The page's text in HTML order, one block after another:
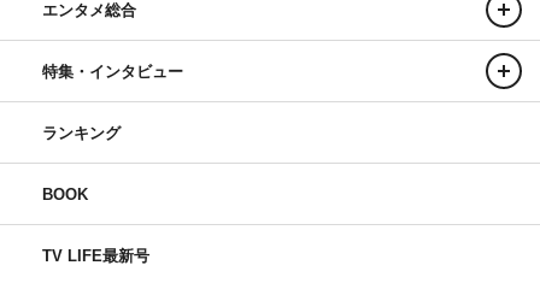
エンタメ総合
特集・インタビュー
ランキング
BOOK
TV LIFE最新号